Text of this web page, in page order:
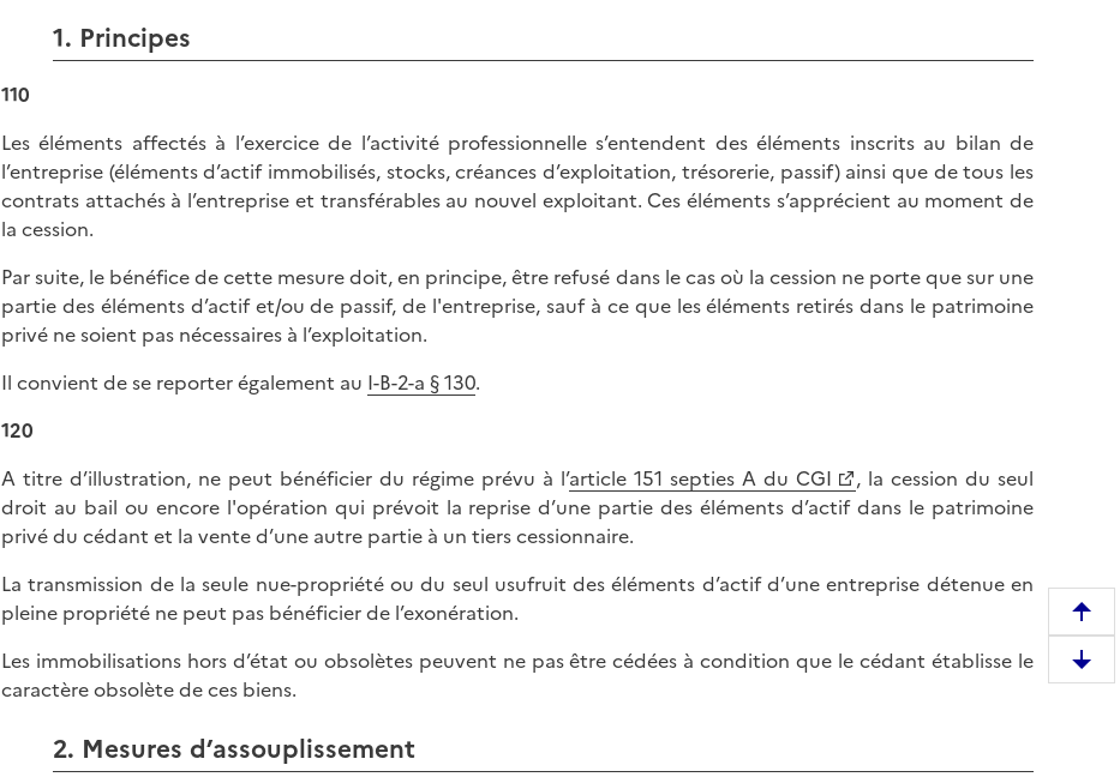
1. Principes
110
Les éléments affectés à l’exercice de l’activité professionnelle s’entendent des éléments inscrits au bilan de
l’entreprise (éléments d’actif immobilisés, stocks, créances d’exploitation, trésorerie, passif) ainsi que de tous les
contrats attachés à l’entreprise et transférables au nouvel exploitant. Ces éléments s’apprécient au moment de
la cession.
Par suite, le bénéfice de cette mesure doit, en principe, être refusé dans le cas où la cession ne porte que sur une
partie des éléments d’actif et/ou de passif, de l'entreprise, sauf à ce que les éléments retirés dans le patrimoine
privé ne soient pas nécessaires à l’exploitation.
Il convient de se reporter également au I-B-2-a § 130.
120
A titre d’illustration, ne peut bénéficier du régime prévu à l’article 151 septies A du CGI
, la cession du seul
droit au bail ou encore l'opération qui prévoit la reprise d’une partie des éléments d’actif dans le patrimoine
privé du cédant et la vente d’une autre partie à un tiers cessionnaire.
La transmission de la seule nue-propriété ou du seul usufruit des éléments d’actif d’une entreprise détenue en
pleine propriété ne peut pas bénéficier de l’exonération.
Les immobilisations hors d’état ou obsolètes peuvent ne pas être cédées à condition que le cédant établisse le
caractère obsolète de ces biens.
2. Mesures d’assouplissement
e
m
D